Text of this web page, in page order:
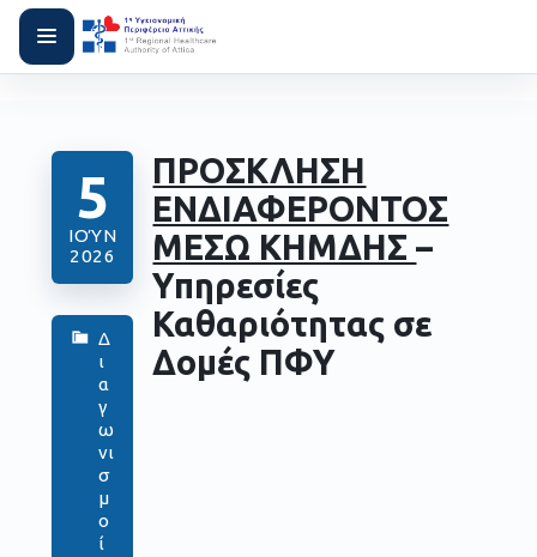
5
ΙΟΎΝ
2026
Δ
ι
α
γ
ω
νι
σ
μ
ο
ί
ΠΡΟΣΚΛΗΣΗ
ΕΝΔΙΑΦΕΡΟΝΤΟΣ
ΜΕΣΩ ΚΗΜΔΗΣ–
Υπηρεσίες
Καθαριότητας σε
Δομές ΠΦΥ